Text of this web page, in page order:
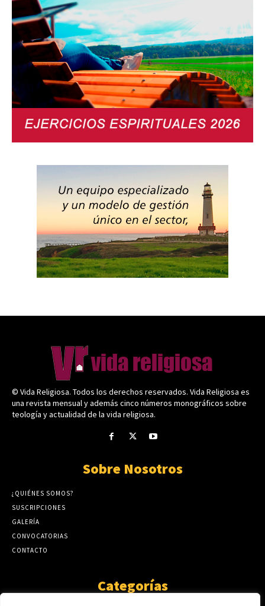
© Vida Religiosa. Todos los derechos reservados. Vida Religiosa es
una revista mensual y además cinco números monográficos sobre
teología y actualidad de la vida religiosa.
Sobre Nosotros
¿QUIÉNES SOMOS?
SUSCRIPCIONES
GALERÍA
CONVOCATORIAS
CONTACTO
Categorías